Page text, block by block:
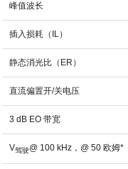
峰值波长
插入损耗（IL）
静态消光比（ER）
直流偏置开/关电压
3 dB EO 带宽
V驾驶@ 100 kHz，@ 50 欧姆*